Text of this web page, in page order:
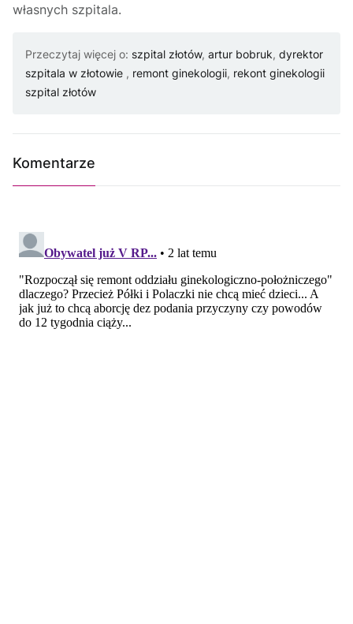
własnych szpitala.
Przeczytaj więcej o: szpital złotów, artur bobruk, dyrektor
szpitala w złotowie , remont ginekologii, rekont ginekologii
szpital złotów
Komentarze